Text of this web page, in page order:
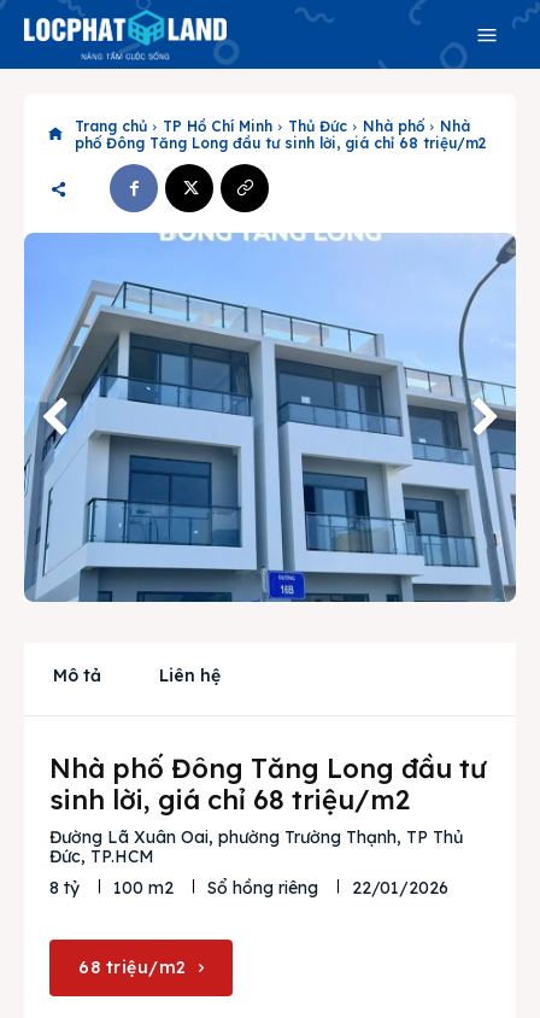
Search
Phiên bản cập nhật V3
& tìm kiếm nhanh chóng hơn
Trang chủ
Dự án
Mua bán
Cho thuê
Liên hệ
Search
Trang chủ TP Hồ Chí Minh Thủ Đức Nhà phố
Nhà
phố Đông Tăng Long đầu tư sinh lời, giá chỉ 68 triệu/m2
Mô tả Liên hệ
Nhà phố Đông Tăng Long đầu tư
sinh lời, giá chỉ 68 triệu/m2
Đường Lã Xuân Oai, phường Trường Thạnh, TP Thủ
Đức, TP.HCM
8 tỷ
100 m2 Sổ hồng riêng 22/01/2026
68 triệu/m2